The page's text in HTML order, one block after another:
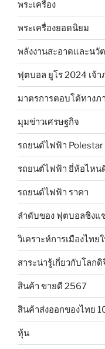
พระเครื่อง
พระเครื่องยอดนิยม
พลังงานสะอาดและนวั
ฟุตบอล ยูโร 2024 เจ้า
มาตรการตอบโต้ทางภ
มุมข่าวเศรษฐกิจ
รถยนต์ไฟฟ้า Polestar
รถยนต์ไฟฟ้า ยี่ห้อไหน
รถยนต์ไฟฟ้า ราคา
ลำดับของ ฟุตบอลชิงแ
วิเคราะห์การเมืองไท
สาระน่ารู้เกี่ยวกับโลก
สินค้า ขายดี 2567
สินค้าส่งออกของไทย
หุ้น